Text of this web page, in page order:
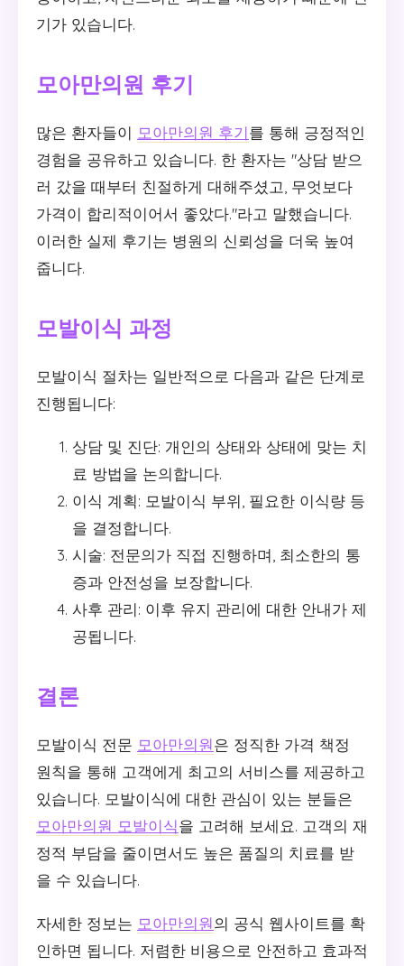
기가 있습니다.
모아만의원 후기
많은 환자들이 모아만의원 후기를 통해 긍정적인
경험을 공유하고 있습니다. 한 환자는 "상담 받으
러 갔을 때부터 친절하게 대해주셨고, 무엇보다
가격이 합리적이어서 좋았다."라고 말했습니다.
이러한 실제 후기는 병원의 신뢰성을 더욱 높여
줍니다.
모발이식 과정
모발이식 절차는 일반적으로 다음과 같은 단계로
진행됩니다:
상담 및 진단: 개인의 상태와 상태에 맞는 치
료 방법을 논의합니다.
이식 계획: 모발이식 부위, 필요한 이식량 등
을 결정합니다.
시술: 전문의가 직접 진행하며, 최소한의 통
증과 안전성을 보장합니다.
사후 관리: 이후 유지 관리에 대한 안내가 제
공됩니다.
결론
모발이식 전문 모아만의원은 정직한 가격 책정
원칙을 통해 고객에게 최고의 서비스를 제공하고
있습니다. 모발이식에 대한 관심이 있는 분들은
모아만의원 모발이식을 고려해 보세요. 고객의 재
정적 부담을 줄이면서도 높은 품질의 치료를 받
을 수 있습니다.
자세한 정보는 모아만의원의 공식 웹사이트를 확
인하면 됩니다. 저렴한 비용으로 안전하고 효과적